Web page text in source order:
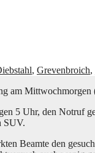
, Grevenbroich,
am
5 Uhr, den Not­ruf
SUV.
Beam­te den